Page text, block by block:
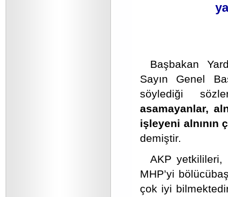
Başbakan
Sayın Genel
söylediği
asamayanlar,
işleyeni alnının
demiştir.
AKP yetkilileri,
MHP’yi
çok iyi